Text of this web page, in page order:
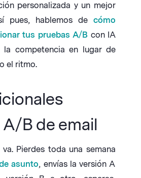
personalizada y un mejor
pues, hablemos de cómo
tus pruebas A/B con IA
la competencia en lugar de
el ritmo.
B de email
Pierdes toda una semana
asunto, envías la versión A